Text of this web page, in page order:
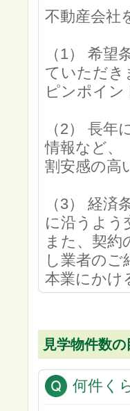
不動産会社
（1） 希
ていただき
ピンポイン
（2） 長
情報など、
割安感の高
（3） 経
に沿うよう
また、契約
し業者のご
本業にかけ
見学物件数の
何件く